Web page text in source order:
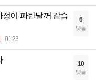
이 파탄날꺼 같습
01:23
6
댓글
10
댓글